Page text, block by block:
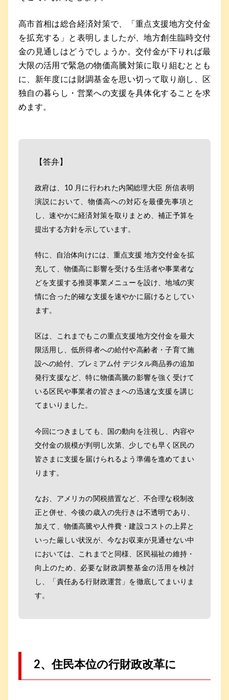
高市首相は総合経済対策で、「重点支援地方交付金
を拡充する」と表明しましたが、地方創生臨時交付
金の見通しはどうでしょうか。交付金が下りれば最
大限の活用で緊急の物価高騰対策に取り組むととも
に、新年度には財調基金を思い切って取り崩し、区
独自の暮らし・営業への支援を具体化することを求
めます。
【答弁】
政府は、10 月に行われた内閣総理大臣 所信表明
演説において、物価高への対応を最優先事項と
し、速やかに経済対策を取りまとめ、補正予算を
提出する方針を示しています。
特に、自治体向けには、重点支援 地方交付金を拡
充して、物価高に影響を受ける生活者や事業者な
どを支援する推奨事業メニューを設け、地域の実
情に合った的確な支援を速やかに届けるとしてい
ます。
区は、これまでもこの重点支援地方交付金を最大
限活用し、低所得者への給付や高齢者・子育て施
設への給付、プレミアム付 デジタル商品券の追加
発行支援など、特に物価高騰の影響を強く受けて
いる区民や事業者の皆さまへの迅速な支援を講じ
てまいりました。
今回につきましても、国の動向を注視し、内容や
交付金の規模が判明し次第、少しでも早く区民の
皆さまに支援を届けられるよう準備を進めてまい
ります。
なお、アメリカの関税措置など、不合理な税制改
正と併せ、今後の歳入の先行きは不透明であり、
加えて、物価高騰や人件費・建設コストの上昇と
いった厳しい状況が、今なお収束が見通せない中
においては、これまでと同様、区民福祉の維持・
向上のため、必要な財政調整基金の活用を検討
し、「責任ある行財政運営」を徹底してまいりま
す。
2、住民本位の行財政改革に